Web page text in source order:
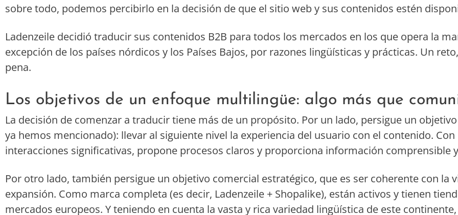
sobre todo, podemos percibirlo en la decisión de que el sitio web y sus contenidos estén
Ladenzeile decidió traducir sus contenidos B2B para todos los mercados en los que opera la
excepción de los países nórdicos y los Países Bajos, por razones lingüísticas y prácticas. Un
pena.
Los objetivos de un enfoque multilingüe: algo más que
La decisión de comenzar a traducir tiene más de un propósito. Por un lado, persigue un
ya hemos mencionado): llevar al siguiente nivel la experiencia del usuario con el contenido.
interacciones significativas, propone procesos claros y proporciona información comprensible
Por otro lado, también persigue un objetivo comercial estratégico, que es ser coherente con la
expansión. Como marca completa (es decir, Ladenzeile + Shopalike), están activos y tienen
mercados europeos. Y teniendo en cuenta la vasta y rica variedad lingüística de este